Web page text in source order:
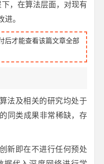
下，在算法层面，对现有
。
后才能查看该篇文章全部
法及相关的研究均处于
同类成果非常稀缺，存
新即在不进行任何预处